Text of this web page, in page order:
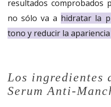
resultados comprobados
no sólo va a hidratar la
tono y reducir la
Los ingredientes
Serum Anti-